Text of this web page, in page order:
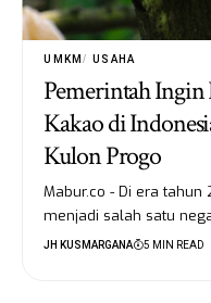
UMKM USAHA
Pemerintah
Kakao di
Kulon Progo
Mabur.co - Di era tahun
menjadi salah satu
JH KUSMARGANA 5 MIN READ